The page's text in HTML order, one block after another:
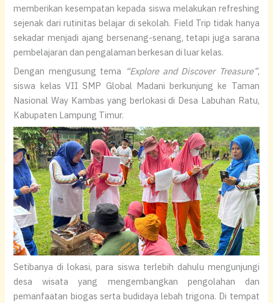
memberikan kesempatan kepada siswa melakukan refreshing
sejenak dari rutinitas belajar di sekolah. Field Trip tidak hanya
sekadar menjadi ajang bersenang-senang, tetapi juga sarana
pembelajaran dan pengalaman berkesan di luar kelas.
Dengan mengusung tema “Explore and Discover Treasure”,
siswa kelas VII SMP Global Madani berkunjung ke Taman
Nasional Way Kambas yang berlokasi di Desa Labuhan Ratu,
Kabupaten Lampung Timur.
Setibanya di lokasi, para siswa terlebih dahulu mengunjungi
desa wisata yang mengembangkan pengolahan dan
pemanfaatan biogas serta budidaya lebah trigona. Di tempat